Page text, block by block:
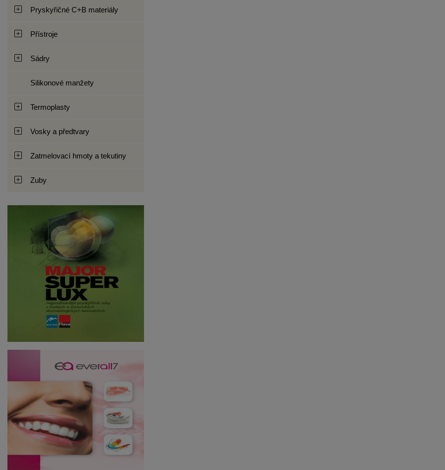
Pryskyřičné C+B materiály
Přístroje
Sádry
Silikonové manžety
Termoplasty
Vosky a předtvary
Zatmelovací hmoty a tekutiny
Zuby